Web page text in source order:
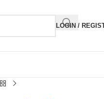
LOGIN /